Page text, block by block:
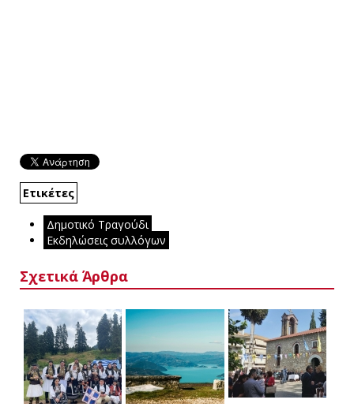
Ετικέτες
Δημοτικό Τραγούδι
Εκδηλώσεις συλλόγων
Σχετικά Άρθρα